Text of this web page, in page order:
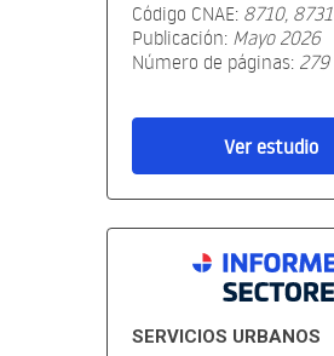
Código CNAE: 8710, 8731
Publicación: Mayo 2026
Número de páginas: 279
Ver estudio
SERVICIOS URBANOS